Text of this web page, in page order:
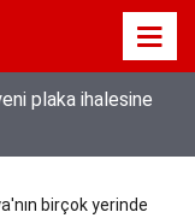
plaka ihalesine
birçok yerinde